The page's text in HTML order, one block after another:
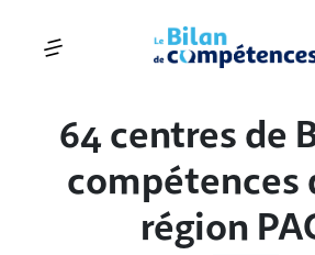
64 centres de
compétences
région